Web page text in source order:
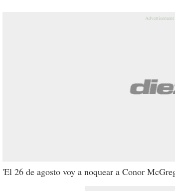
'El 26 de agosto voy a noquear a Conor